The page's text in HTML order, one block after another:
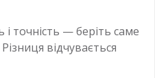
і точність — беріть саме
відчувається